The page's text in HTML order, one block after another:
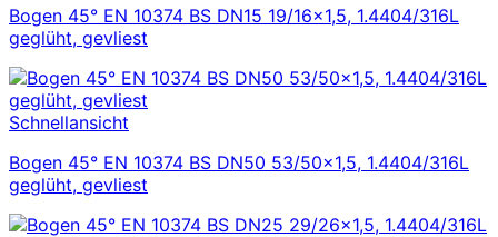
Bogen 45° EN 10374 BS DN15 19/16×1,5, 1.4404/316L
geglüht, gevliest
Schnellansicht
Bogen 45° EN 10374 BS DN50 53/50×1,5, 1.4404/316L
geglüht, gevliest